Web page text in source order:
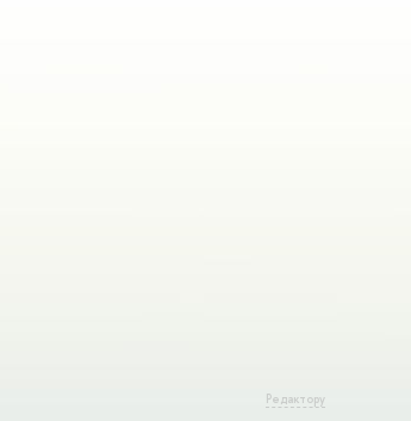
Редактору